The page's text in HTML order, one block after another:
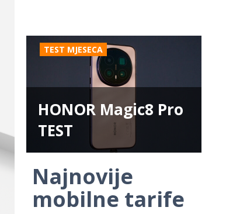
TEST MJESECA
HONOR Magic8 Pro
TEST
Najnovije
mobilne tarife